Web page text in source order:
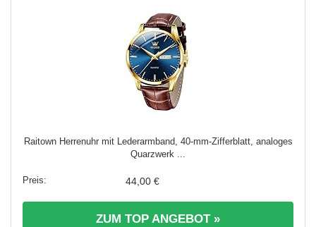
Raitown Herrenuhr mit Lederarmband, 40-mm-Zifferblatt, analoges
Quarzwerk ...
44,00 €
ZUM TOP ANGEBOT »